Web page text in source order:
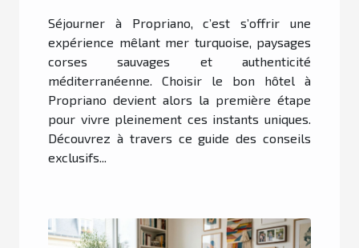
Séjourner à Propriano, c’est s’offrir une
expérience mêlant mer turquoise, paysages
corses sauvages et authenticité
méditerranéenne. Choisir le bon hôtel à
Propriano devient alors la première étape
pour vivre pleinement ces instants uniques.
Découvrez à travers ce guide des conseils
exclusifs...